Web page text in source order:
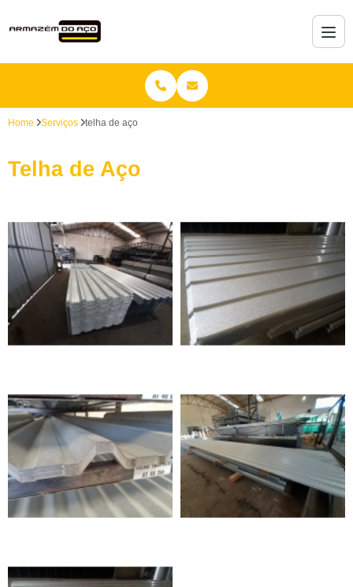
Home Serviços telha de aço
Telha de Aço